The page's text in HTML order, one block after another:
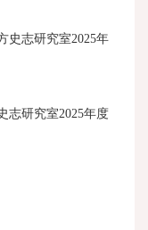
史志研究室2025年
志研究室2025年度